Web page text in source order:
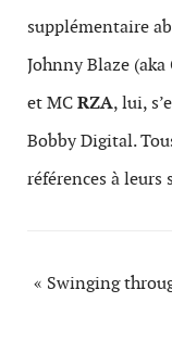
supplémentaire
Johnny Blaze
et MCRZA, lui,
Bobby Dig­i­tal.
références à leurs
« Swing­ing